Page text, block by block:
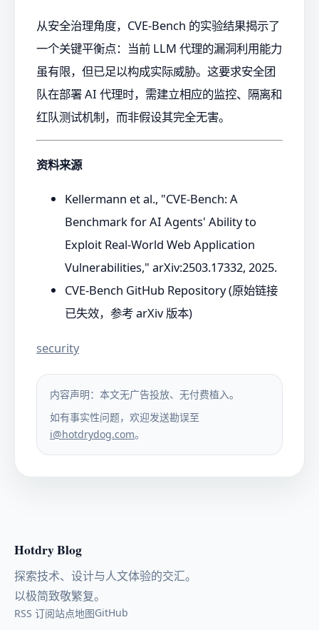
从安全治理角度，CVE-Bench 的实验结果揭示了
一个关键平衡点：当前 LLM 代理的漏洞利用能力
虽有限，但已足以构成实际威胁。这要求安全团
队在部署 AI 代理时，需建立相应的监控、隔离和
红队测试机制，而非假设其完全无害。
资料来源
Kellermann et al., "CVE-Bench: A
Benchmark for AI Agents' Ability to
Exploit Real-World Web Application
Vulnerabilities," arXiv:2503.17332, 2025.
CVE-Bench GitHub Repository (原始链接
已失效，参考 arXiv 版本)
security
内容声明：本文无广告投放、无付费植入。
如有事实性问题，欢迎发送勘误至
i@hotdrydog.com。
Hotdry Blog
探索技术、设计与人文体验的交汇。
以极简致敬繁复。
RSS 订阅站点地图GitHub